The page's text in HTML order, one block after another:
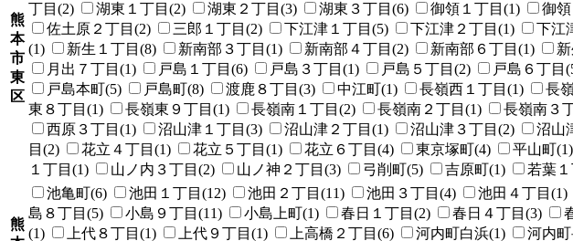
熊
本
市
東
区
丁目(2)
湖東１丁目(2) 湖東２丁目(3) 湖東３丁目(6) 御領１丁目(1) 御
佐土原２丁目(2)
三郎１丁目(2) 下江津１丁目(5) 下江津２丁目(1) 下江
(1)
新生１丁目(8) 新南部３丁目(1) 新南部４丁目(2) 新南部６丁目(1)
月出７丁目(1)
戸島１丁目(6) 戸島３丁目(1) 戸島５丁目(2) 戸島６丁目
戸島本町(5)
戸島町(8) 渡鹿８丁目(3) 中江町(1) 長嶺西１丁目(1) 長
東８丁目(1)
長嶺東９丁目(1) 長嶺南１丁目(2) 長嶺南２丁目(1) 長嶺南３
西原３丁目(1)
沼山津１丁目(3) 沼山津２丁目(1) 沼山津３丁目(2) 沼山
目(2)
花立４丁目(1) 花立５丁目(1) 花立６丁目(4) 東京塚町(4) 平山町(1)
１丁目(1)
山ノ内３丁目(2) 山ノ神２丁目(3) 弓削町(5) 吉原町(1) 若葉
熊
池亀町(6) 池田１丁目(12) 池田２丁目(11) 池田３丁目(4) 池田４丁目(1)
島８丁目(5)
小島９丁目(11) 小島上町(1) 春日１丁目(2) 春日４丁目(3)
(1)
上代８丁目(1) 上代９丁目(1) 上高橋２丁目(6) 河内町白浜(1) 河内